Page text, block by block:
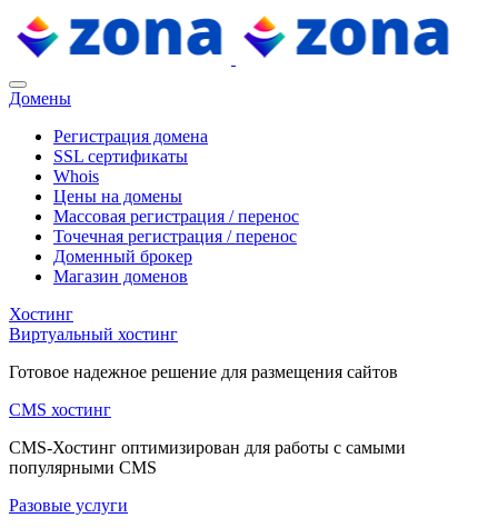
Домены
Регистрация домена
SSL сертификаты
Whois
Цены на домены
Массовая регистрация / перенос
Точечная регистрация / перенос
Доменный брокер
Магазин доменов
Хостинг
Виртуальный хостинг
Готовое надежное решение для размещения сайтов
CMS хостинг
CMS-Хостинг оптимизирован для работы с самыми
популярными CMS
Разовые услуги